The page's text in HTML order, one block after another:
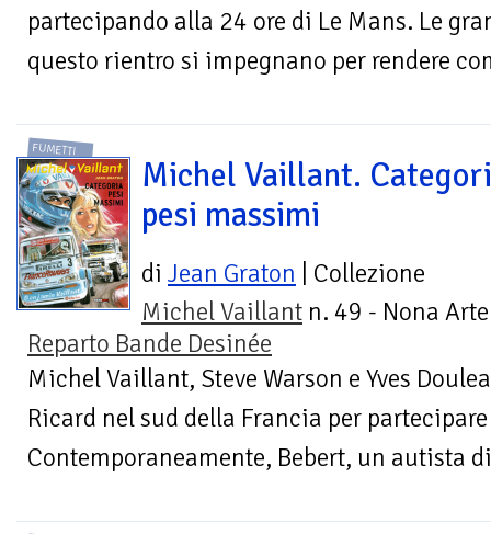
partecipando alla 24 ore di Le Mans. Le
questo rientro si impegnano per rendere
FUMETTI
Michel Vaillant.
pesi massimi
di Jean Graton | Collezione
Michel Vaillant n. 49 - Nona
Reparto Bande Desinée
Michel Vaillant, Steve Warson e Yves
Ricard nel sud della Francia per
Contemporaneamente, Bebert, un autista